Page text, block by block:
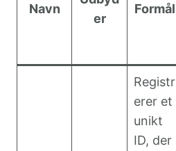
Navn
er
Formål
Registr
erer et
unikt
ID, der